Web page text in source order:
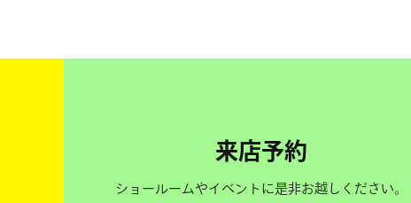
来店予約
ショールームやイベントに是非お越しください。